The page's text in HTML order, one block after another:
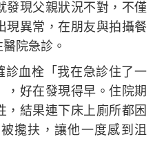
發現父親狀況不對，不僅
現異常，在朋友與拍攝餐
院急診。
診血栓「我在急診住了一
，好在發現得早。住院期
，結果連下床上廁所都困
攙扶，讓他一度感到沮